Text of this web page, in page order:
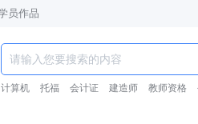
员作品
计算机 托福 会计证 建造师 教师资格